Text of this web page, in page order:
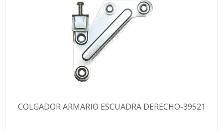
COLGADOR ARMARIO ESCUADRA DERECHO-39521